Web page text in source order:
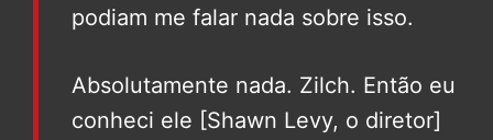
podiam me falar nada sobre isso.
Absolutamente nada. Zilch. Então eu
conheci ele [Shawn Levy, o diretor]